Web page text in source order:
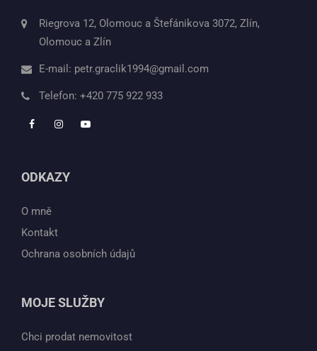
Riegrova 12, Olomouc a Štefánikova 3072, Zlín,
Olomouc a Zlín
E-mail: petr.graclik1994@gmail.com
Telefon: +420 775 922 933
ODKAZY
O mně
Kontakt
Ochrana osobních údajů
MOJE SLUŽBY
Chci prodat nemovitost